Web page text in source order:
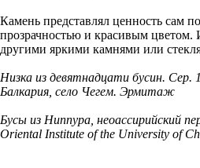
Камень представлял ценность сам
прозрачностью и красивым цветом.
другими яркими камнями или
Низка из девятнадцати бусин.
Балкария, село Чегем. Эрмитаж
Бусы из Ниппура, неоассирийский
Oriental Institute of the University of